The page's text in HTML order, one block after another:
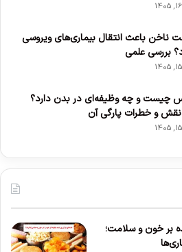
ناخن باعث انتقال بیماری‌های ویروسی
بررسی علمی
چیست و چه وظیفه‌ای در بدن دارد؟
و خطرات پارگی آن
بر خون و سلامت؛